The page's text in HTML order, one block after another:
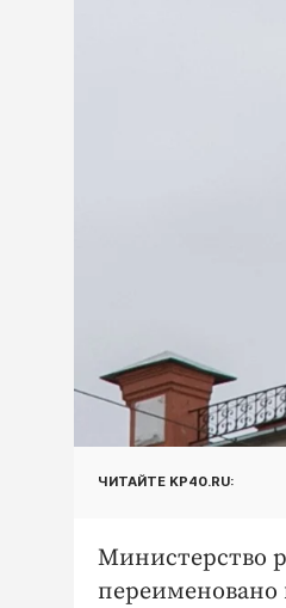
ЧИТАЙТЕ KP40.RU:
Министерство